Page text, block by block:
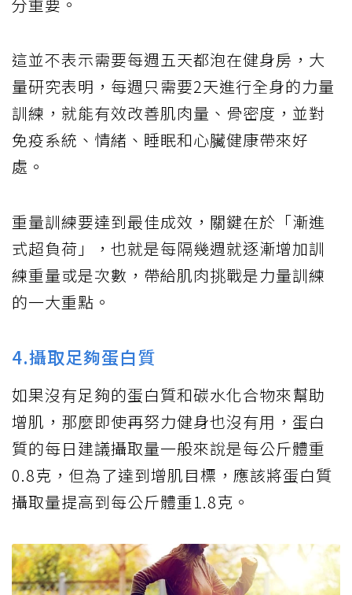
這並不表示需要每週五天都泡在健身房，大
量研究表明，每週只需要2天進行全身的力量
訓練，就能有效改善肌肉量、骨密度，並對
免疫系統、情緒、睡眠和心臟健康帶來好
處。
重量訓練要達到最佳成效，關鍵在於「漸進
式超負荷」，也就是每隔幾週就逐漸增加訓
練重量或是次數，帶給肌肉挑戰是力量訓練
的一大重點。
4.攝取足夠蛋白質
如果沒有足夠的蛋白質和碳水化合物來幫助
增肌，那麼即使再努力健身也沒有用，蛋白
質的每日建議攝取量一般來說是每公斤體重
0.8克，但為了達到增肌目標，應該將蛋白質
攝取量提高到每公斤體重1.8克。